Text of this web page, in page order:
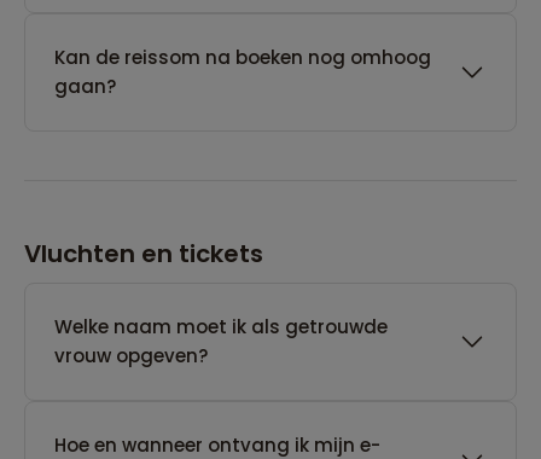
Kan de reissom na boeken nog omhoog
gaan?
Vluchten en tickets
Welke naam moet ik als getrouwde
vrouw opgeven?
Hoe en wanneer ontvang ik mijn e-